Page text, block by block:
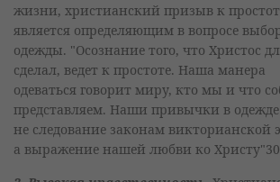
жизни, христианский призыв к
является определяющим в вопросе
одежды. "Осознание того, что Христос
сделал, ведет к простоте. Наша манера
одеваться говорит миру, кто мы и что
представляем. Наши привычки в одежде
не следование законам викторианской
а выражение нашей любви ко